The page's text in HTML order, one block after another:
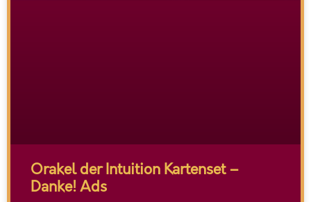
Orakel der Intuition Kartenset –
Danke! Ads